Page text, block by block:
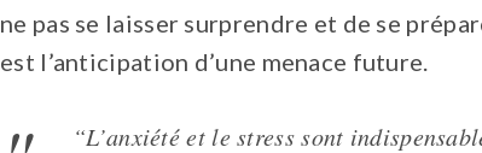
ne pas se laisser surprendre et de se
est l’anticipation d’une menace future.
“L’anxiété et le stress sont